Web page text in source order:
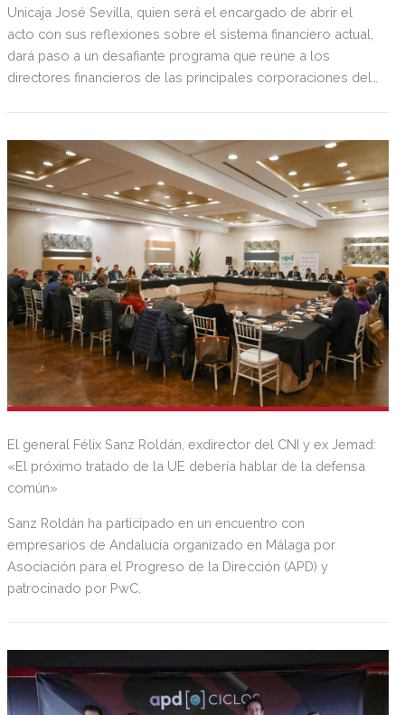
Unicaja José Sevilla, quien será el encargado de abrir el
acto con sus reflexiones sobre el sistema financiero actual,
dará paso a un desafiante programa que reúne a los
directores financieros de las principales corporaciones del
Julian Ewards vicepresidente global de finanzas de
Cosentino, Pablo López, CEO y fundador de Silbon, Germán
del Real, director general de Ayesa, el doctor en economía
Daniel Lacalle o Laura González -Molero, presidente de
DKV y presidente de la APD, entre otros.
El general Félix Sanz Roldán, exdirector del CNI y ex Jemad:
«El próximo tratado de la UE debería hablar de la defensa
común»
Sanz Roldán ha participado en un encuentro con
empresarios de Andalucía organizado en Málaga por
Asociación para el Progreso de la Dirección (APD) y
patrocinado por PwC.